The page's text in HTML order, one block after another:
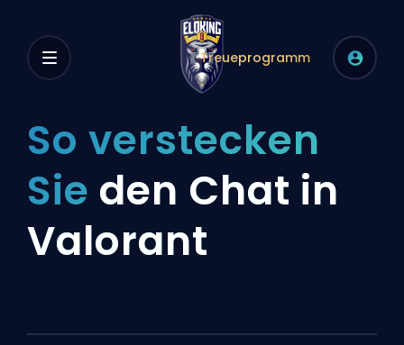
Treueprogramm
So verstecken
Sie den Chat in
Valorant